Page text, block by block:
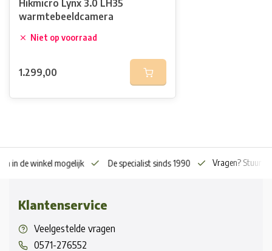
Hikmicro Lynx 3.0 LH35
warmtebeeldcamera
Niet op voorraad
1.299,00
in de winkel mogelijk De specialist sinds 1990 Vragen? Stuur
Klantenservice
Veelgestelde vragen
0571-276552